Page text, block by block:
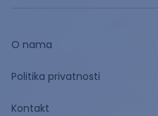
O nama
Politika privatnosti
Kontakt